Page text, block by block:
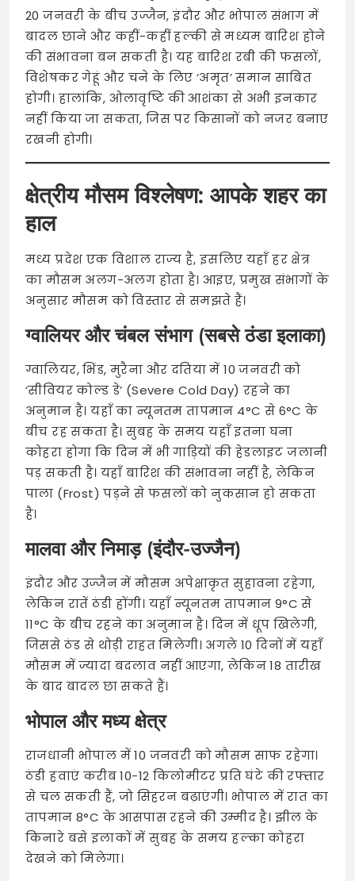
20 जनवरी के बीच उज्जैन, इंदौर और भोपाल संभाग में
बादल छाने और कहीं-कहीं हल्की से मध्यम बारिश होने
की संभावना बन सकती है। यह बारिश रबी की फसलों,
विशेषकर गेहूं और चने के लिए ‘अमृत’ समान साबित
होगी। हालांकि, ओलावृष्टि की आशंका से अभी इनकार
नहीं किया जा सकता, जिस पर किसानों को नजर बनाए
रखनी होगी।
क्षेत्रीय मौसम विश्लेषण: आपके शहर का
हाल
मध्य प्रदेश एक विशाल राज्य है, इसलिए यहाँ हर क्षेत्र
का मौसम अलग-अलग होता है। आइए, प्रमुख संभागों के
अनुसार मौसम को विस्तार से समझते हैं।
ग्वालियर और चंबल संभाग (सबसे ठंडा इलाका)
ग्वालियर, भिंड, मुरैना और दतिया में 10 जनवरी को
‘सीवियर कोल्ड डे’ (Severe Cold Day) रहने का
अनुमान है। यहाँ का न्यूनतम तापमान 4°C से 6°C के
बीच रह सकता है। सुबह के समय यहाँ इतना घना
कोहरा होगा कि दिन में भी गाड़ियों की हेडलाइट जलानी
पड़ सकती है। यहाँ बारिश की संभावना नहीं है, लेकिन
पाला (Frost) पड़ने से फसलों को नुकसान हो सकता
है।
मालवा और निमाड़ (इंदौर-उज्जैन)
इंदौर और उज्जैन में मौसम अपेक्षाकृत सुहावना रहेगा,
लेकिन रातें ठंडी होंगी। यहाँ न्यूनतम तापमान 9°C से
11°C के बीच रहने का अनुमान है। दिन में धूप खिलेगी,
जिससे ठंड से थोड़ी राहत मिलेगी। अगले 10 दिनों में यहाँ
मौसम में ज्यादा बदलाव नहीं आएगा, लेकिन 18 तारीख
के बाद बादल छा सकते हैं।
भोपाल और मध्य क्षेत्र
राजधानी भोपाल में 10 जनवरी को मौसम साफ रहेगा।
ठंडी हवाएं करीब 10-12 किलोमीटर प्रति घंटे की रफ्तार
से चल सकती हैं, जो सिहरन बढ़ाएंगी। भोपाल में रात का
तापमान 8°C के आसपास रहने की उम्मीद है। झील के
किनारे बसे इलाकों में सुबह के समय हल्का कोहरा
देखने को मिलेगा।